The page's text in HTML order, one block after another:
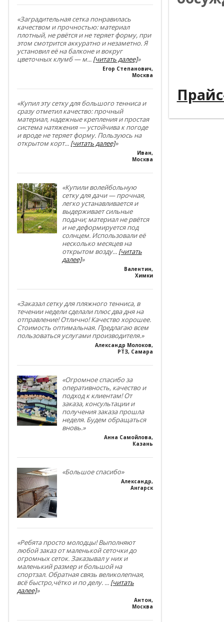
«Заградительная сетка понравилась
качеством и прочностью: материал
плотный, не рвётся и не теряет форму, при
этом смотрится аккуратно и незаметно. Я
установил её на балконе и вокруг
цветочных клумб — м... [читать далее]»
Егор Степанович,
Москва
«Купил эту сетку для большого тенниса и
сразу отметил качество: прочный
материал, надежные крепления и простая
система натяжения — устойчива к погоде
и вроде не теряет форму. Пользуюсь на
открытом корт... [читать далее]»
Иван,
Москва
«Купили волейбольную
сетку для дачи — прочная,
легко устанавливается и
выдерживает сильные
подачи; материал не рвётся
и не деформируется под
солнцем. Использовали её
несколько месяцев на
открытом возду... [читать
далее]»
Валентин,
Химки
«Заказал сетку для пляжного тенниса, в
течении недели сделали плюс два дня на
отправление! Отлично! Качество хорошее.
Стоимость оптимальная. Предлагаю всем
пользоваться услугами производителя.»
Александр Молоков,
РТЗ, Самара
«Огромное спасибо за
оперативность, качество и
подход к клиентам! От
заказа, консультации и
получения заказа прошла
неделя. Будем обращаться
вновь.»
Анна Самойлова,
Казань
«Большое спасибо»
Александр,
Ангарск
«Ребята просто молодцы! Выполняют
любой заказ от маленькой сеточки до
огромных сеток. Заказывал у них и
маленький размер и большой на
спортзал. Обратная связь великолепная,
всё быстро,чётко и по делу. ... [читать
далее]»
Антон,
Москва